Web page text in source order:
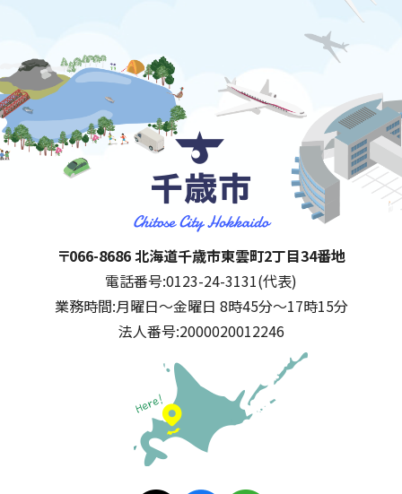
千歳市
住所:
〒066-8686 北海道千歳市東雲町2丁目34番地
電話番号:0123-24-3131(代表)
業務時間:月曜日～金曜日 8時45分～17時15分
法人番号:2000020012246